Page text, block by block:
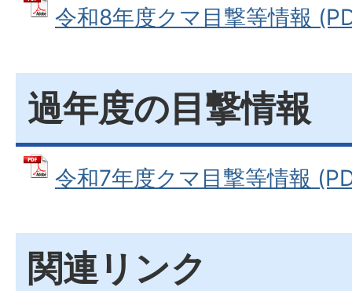
令和8年度クマ目撃等情報
過年度の目撃情報
令和7年度クマ目撃等情報
関連リンク